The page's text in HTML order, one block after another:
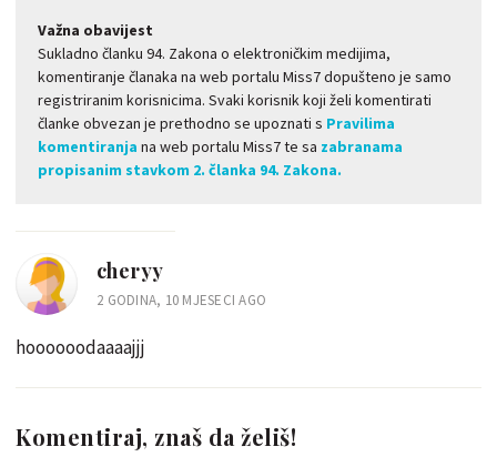
Važna obavijest
Sukladno članku 94. Zakona o elektroničkim medijima,
komentiranje članaka na web portalu Miss7 dopušteno je samo
registriranim korisnicima. Svaki korisnik koji želi komentirati
članke obvezan je prethodno se upoznati s Pravilima
komentiranja na web portalu Miss7 te sa zabranama
propisanim stavkom 2. članka 94. Zakona.
cheryy
2 GODINA, 10 MJESECI AGO
hoooooodaaaajjj
Komentiraj, znaš da želiš!